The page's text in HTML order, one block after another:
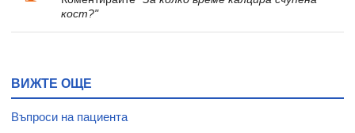
кост?"
ВИЖТЕ ОЩЕ
Въпроси на пациента